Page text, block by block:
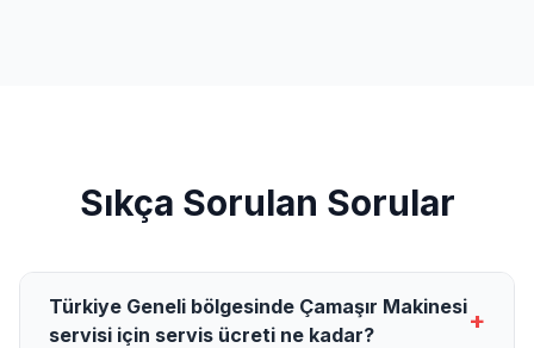
Sıkça Sorulan Sorular
Türkiye Geneli bölgesinde Çamaşır Makinesi
servisi için servis ücreti ne kadar?
+